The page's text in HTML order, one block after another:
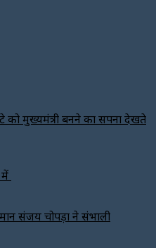
को मुख्यमंत्री बनने का सपना देखते
में
संजय चोपड़ा ने संभाली